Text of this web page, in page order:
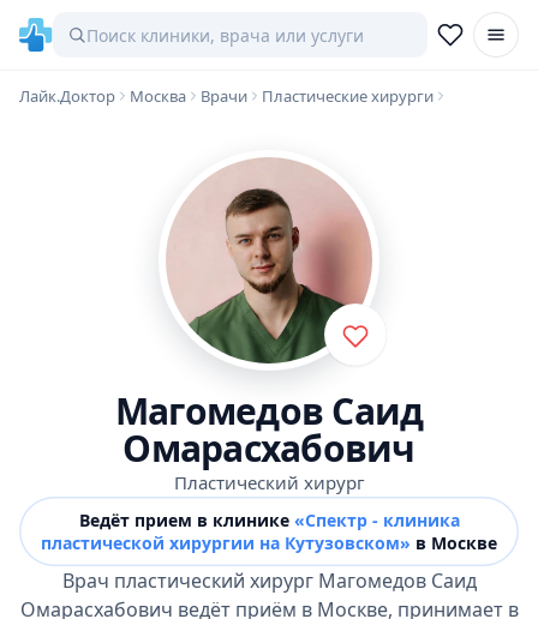
Лайк.Доктор Москва Врачи Пластические хирурги
Магомедов Саид
Омарасхабович
Пластический хирург
Ведёт прием в клинике «Спектр - клиника
пластической хирургии на Кутузовском» в Москве
Врач пластический хирург Магомедов Саид
Омарасхабович ведёт приём в Москве, принимает в